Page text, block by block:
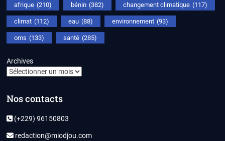
afrique (210) bénin (382) changement climatique (117)
climat (112) eau (88) environnement (93)
oms (133) santé (285)
Archives
Nos contacts
(+229) 96150803
redaction@miodjou.com